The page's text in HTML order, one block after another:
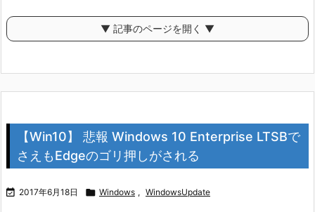
▼ 記事のページを開く ▼
【Win10】 悲報 Windows 10 Enterprise LTSBで
さえもEdgeのゴリ押しがされる
 2017年6月18日  Windows , WindowsUpdate